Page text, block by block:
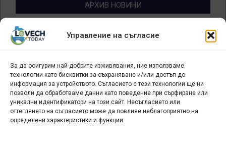
Управление на съгласие
За да осигурим най-добрите изживявания, ние използваме
технологии като бисквитки за съхраняване и/или достъп до
информация за устройството. Съгласието с тези технологии ще ни
позволи да обработваме данни като поведение при сърфиране или
уникални идентификатори на този сайт. Несъгласието или
оттеглянето на съгласието може да повлияе неблагоприятно на
определени характеристики и функции.
АРХИВ НОВИНИ
Архив
новини
БИЗНЕС
Арт галерия "Мостове" – магазин за изкуство
СЕВЕРОЗАПАДА ИНФОРМАЦИОНЕН БИЗНЕС
ТУРИСТИЧЕСКИ КЛЪСТЕР